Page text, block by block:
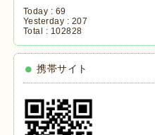
Today : 69
Yesterday : 207
Total : 102828
携帯サイト